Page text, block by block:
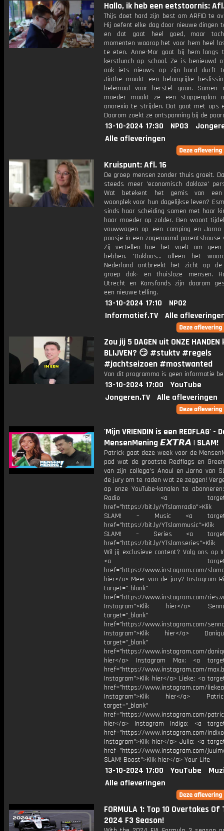
Hallo, ik heb een eetstoornis:
Thijs doet hard zijn best om ARFID te
Hij oefent elke dag door nieuwe dingen
en dat gaat heel goed, maar
momenten waarop het voor hem heel
te eten. Anne-Mar gaat bij hem langs
kerstlunch op school. Ze is benieuwd
ook iets nieuws op zijn bord durft
Jinthe maakt een belangrijke
helemaal voor herstel gaan. Samen
moeder maakt ze een stappenplan
anorexia te strijden. Dat gaat met ups
Daarom zoekt ze ontspanning bij de
13-10-2024 17:30 NPO3
Alle afleveringen
Kruispunt: Afl. 16
De groep mensen zonder thuis groeit.
steeds meer 'economisch dakloze'
Wat betekent het gemis van een
woonplek voor hun dagelijkse leven?
sinds haar scheiding samen met haar
haar moeder op zolder. Ben woont
vouwwagen op een camping en
poosje in een zogenaamd parentshouse
Zij vertellen hoe het voelt om
hebben. 'Dakloos... alleen het
Nederland ontbreekt het zicht op de
groep dak- en thuisloze mensen.
Utrecht en Kansfonds zijn daarom
een nieuwe telling.
13-10-2024 17:10
NPO2
Informatief.TV
Alle
Zou jij 5 DAGEN uit ONZE
BLIJVEN? 😏 #stuktv #regels
#jachtseizoen #mostwanted
Van dit programma is geen informatie
13-10-2024 17:00
YouTube
Jongeren.TV
Alle afleveringen
'Mijn VRIENDIN is een REDFLAG' -
MensenMening 𝙀𝙓𝙏𝙍𝘼 | SLAM!
Patrick gaat deze week voor de
pad wat de grootste Redflags en
van zijn collega's Anoul en Jarno van
de jury om te raden wat ze zeggen!
op onze YouTube-kanalen te
Radio <a
href="https://bit.ly/
SLAM! – Music <a
href="https://bit.ly/
SLAM! – Series <a
href="https://bit.ly/
Wil jij exclusieve content? Volg ons op
<a
href="https://www.instagram.com/
hier</a> Meer van de jury? Instagram
target="_blank"
href="https://www.instagram.com/
Instagram">Klik hier</a>
target="_blank"
href="https://www.instagram.com/
Instagram">Klik hier</a>
target="_blank"
href="https://www.instagram.com/
hier</a> Instagram Max: <a
href="https://www.instagram.com/
Instagram">Klik hier</a> Lieke: <a
href="https://www.instagram.com/
Instagram">Klik hier</a>
target="_blank"
href="https://www.instagram.com/
hier</a> Instagram Indigo: <a
href="https://www.instagram.com/
Instagram">Klik hier</a> Julia: <a
href="https://www.instagram.com/
SLAM! Boost">Klik hier</a> Your Life
13-10-2024 17:00 YouTube
Alle afleveringen
FORMULA 1: Top 10 Overtakes Of
2024 F3 Season!